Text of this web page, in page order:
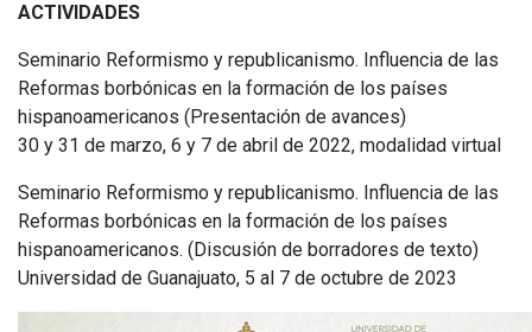
ACTIVIDADES
Seminario Reformismo y republicanismo. Influencia de las
Reformas borbónicas en la formación de los países
hispanoamericanos (Presentación de avances)
30 y 31 de marzo, 6 y 7 de abril de 2022, modalidad virtual
Seminario Reformismo y republicanismo. Influencia de las
Reformas borbónicas en la formación de los países
hispanoamericanos. (Discusión de borradores de texto)
Universidad de Guanajuato, 5 al 7 de octubre de 2023